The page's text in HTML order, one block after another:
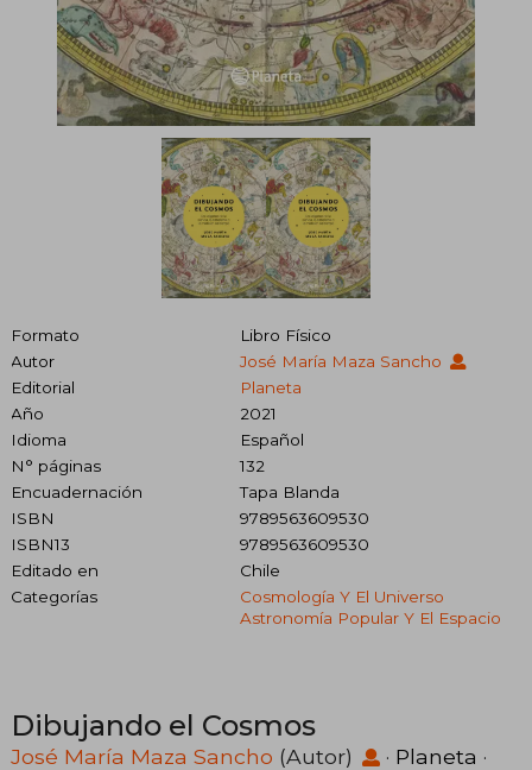
Formato
Libro Físico
Autor
José María Maza Sancho
Editorial
Planeta
Año
2021
Idioma
Español
N° páginas
132
Encuadernación
Tapa Blanda
ISBN
9789563609530
ISBN13
9789563609530
Editado en
Chile
Categorías
Cosmología Y El Universo
Astronomía Popular Y El Espacio
Dibujando el Cosmos
José María Maza Sancho (Autor) · Planeta ·